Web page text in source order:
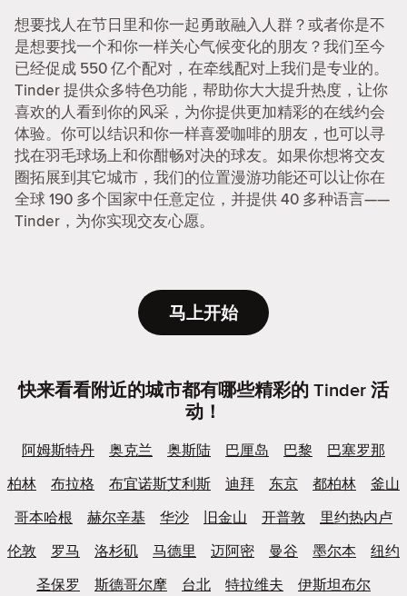
想要找人在节日里和你一起勇敢融入人群？或者你是不
是想要找一个和你一样关心气候变化的朋友？我们至今
已经促成 550 亿个配对，在牵线配对上我们是专业的。
Tinder 提供众多特色功能，帮助你大大提升热度，让你
喜欢的人看到你的风采，为你提供更加精彩的在线约会
体验。你可以结识和你一样喜爱咖啡的朋友，也可以寻
找在羽毛球场上和你酣畅对决的球友。如果你想将交友
圈拓展到其它城市，我们的位置漫游功能还可以让你在
全球 190 多个国家中任意定位，并提供 40 多种语言——
Tinder，为你实现交友心愿。
马上开始
快来看看附近的城市都有哪些精彩的 Tinder 活
动！
阿姆斯特丹 奥克兰 奥斯陆 巴厘岛 巴黎
巴塞罗那
柏林
布拉格 布宜诺斯艾利斯 迪拜 东京 都柏林
釜山
哥本哈根
赫尔辛基 华沙 旧金山 开普敦
里约热内卢
伦敦
罗马 洛杉矶 马德里 迈阿密 曼谷 墨尔本
纽约
圣保罗
斯德哥尔摩 台北 特拉维夫 伊斯坦布尔